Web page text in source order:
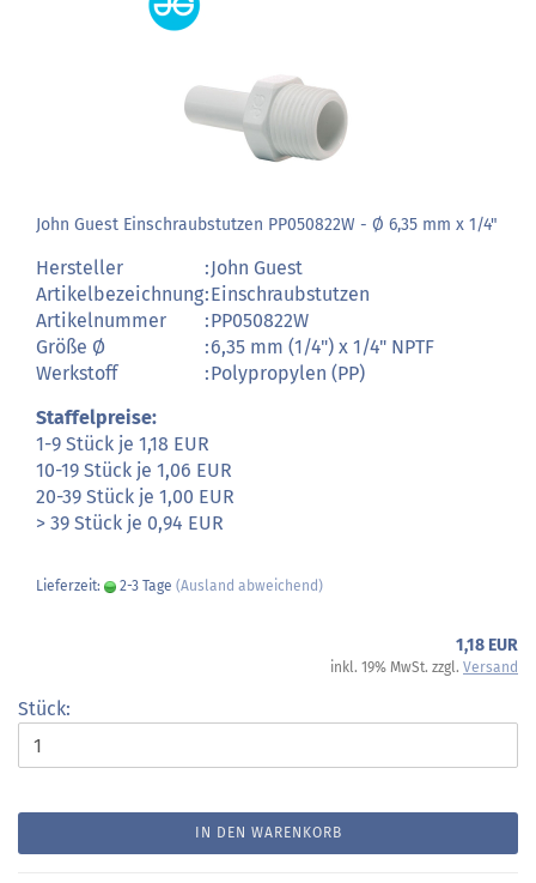
John Guest Einschraubstutzen PP050822W - Ø 6,35 mm x 1/4"
Hersteller :John Guest
Artikelbezeichnung:Einschraubstutzen
Artikelnummer
:PP050822W
Größe Ø
:6,35 mm (1/4") x 1/4" NPTF
Werkstoff
:Polypropylen (PP)
Staffelpreise:
1-9 Stück je 1,18 EUR
10-19 Stück je 1,06 EUR
20-39 Stück je 1,00 EUR
> 39 Stück je 0,94 EUR
Lieferzeit: 2-3 Tage (Ausland abweichend)
1,18 EUR
inkl. 19% MwSt. zzgl. Versand
Stück:
IN DEN WARENKORB